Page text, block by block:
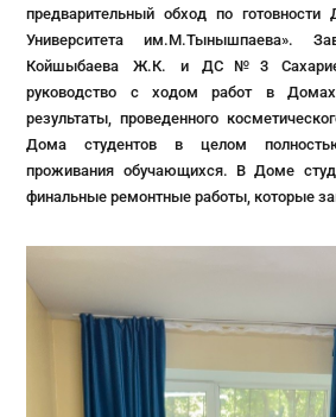
предварительный обход по готовности
Университета
Койшыбаева Ж.К. и ДС№3
руководство с ходом работ в Домах
результаты, проведенного
Дома студентов в целом
проживания обучающихся. В Доме
финальные ремонтные работы, которые